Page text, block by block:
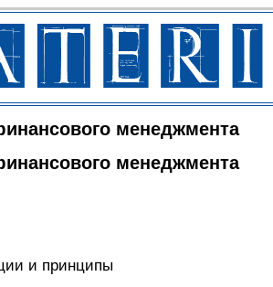
менеджмента
менеджмента
и принципы